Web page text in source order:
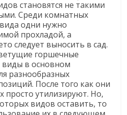
становятся не такими
Среди комнатных
одни нужно
прохладой, а
следует выносить в сад.
горшечные
виды в основном
разнообразных
После того как они
просто утилизируют. Но,
видов оставить, то